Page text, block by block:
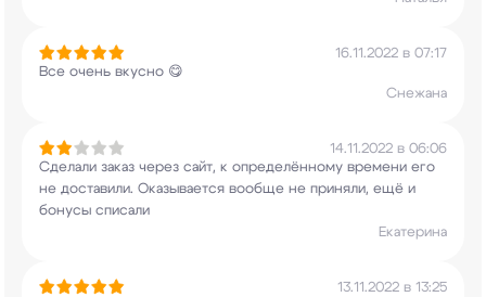
16.11.2022 в 07:17
Все очень вкусно 😋
Снежана
14.11.2022 в 06:06
Сделали заказ через сайт, к определённому времени его
не доставили. Оказывается вообще не приняли, ещё и
бонусы списали
Екатерина
13.11.2022 в 13:25